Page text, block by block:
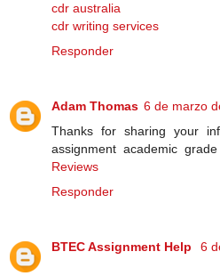
cdr australia
cdr writing services
Responder
Adam Thomas 6 de marzo
Thanks for sharing your
assignment academic
Reviews
Responder
BTEC Assignment Help 6